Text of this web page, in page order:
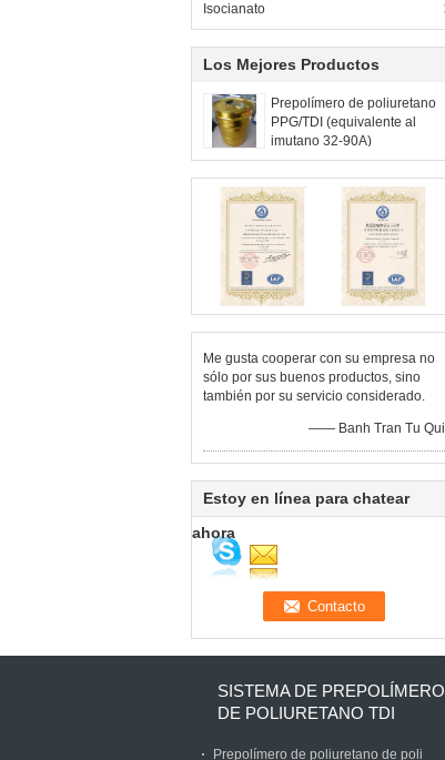
Isocianato
Los Mejores Productos
Prepolímero de poliuretano
PPG/TDI (equivalente al
imutano 32-90A)
Me gusta cooperar con su empresa no
sólo por sus buenos productos, sino
también por su servicio considerado.
—— Banh Tran Tu Qui
Estoy en línea para chatear
ahora
SISTEMA DE PREPOLÍMERO
DE POLIURETANO TDI
Prepolímero de poliuretano de poli